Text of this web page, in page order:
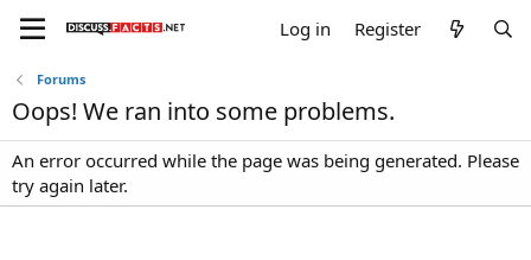
Log in Register
Forums
Oops! We ran into some problems.
An error occurred while the page was being generated. Please
try again later.